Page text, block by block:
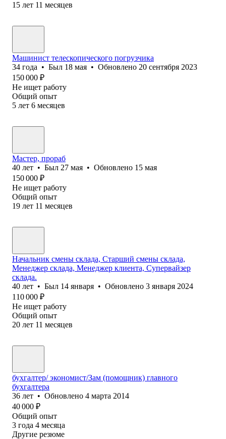
15 лет 11 месяцев
Машинист телескопического погрузчика
34 года • Был 18 мая • Обновлено 20 сентября 2023
150 000 ₽
Не ищет работу
Общий опыт
5 лет 6 месяцев
Мастер, прораб
40 лет • Был 27 мая • Обновлено 15 мая
150 000 ₽
Не ищет работу
Общий опыт
19 лет 11 месяцев
Начальник смены склада, Старший смены склада,
Менеджер склада, Менеджер клиента, Супервайзер
склада.
40 лет • Был 14 января • Обновлено 3 января 2024
110 000 ₽
Не ищет работу
Общий опыт
20 лет 11 месяцев
бухгалтер/ экономист/Зам (помощник) главного
бухгалтера
36 лет • Обновлено 4 марта 2014
40 000 ₽
Общий опыт
3 года 4 месяца
Другие резюме